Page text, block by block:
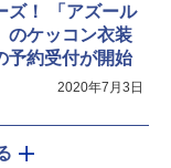
ズ！ 「アズール
のケッコン衣装
予約受付が開始
2020年7月3日